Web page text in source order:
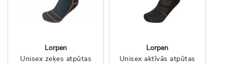
Lorpen
Unisex zeķes atpūtas
Lorpen
Unisex aktīvās atpūtas